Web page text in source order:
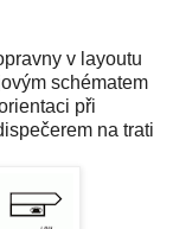
v layoutu
schématem
při
na trati